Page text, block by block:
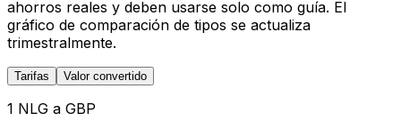
ahorros reales y deben usarse solo como guía. El
gráfico de comparación de tipos se actualiza
trimestralmente.
Tarifas Valor convertido
1 NLG a GBP